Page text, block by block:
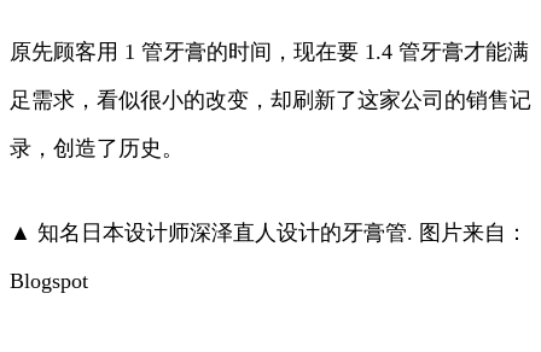
原先顾客用 1 管牙膏的时间，现在要 1.4 管牙膏才能满
足需求，看似很小的改变，却刷新了这家公司的销售记
录，创造了历史。
▲ 知名日本设计师深泽直人设计的牙膏管. 图片来自：
Blogspot